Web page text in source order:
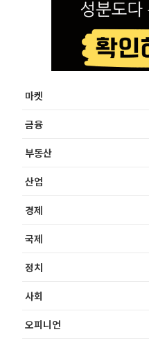
마켓
금융
부동산
산업
경제
국제
정치
사회
오피니언